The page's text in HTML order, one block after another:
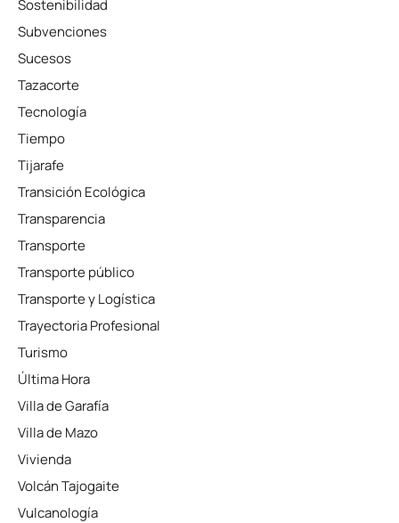
Sostenibilidad
Subvenciones
Sucesos
Tazacorte
Tecnología
Tiempo
Tijarafe
Transición Ecológica
Transparencia
Transporte
Transporte público
Transporte y Logística
Trayectoria Profesional
Turismo
Última Hora
Villa de Garafía
Villa de Mazo
Vivienda
Volcán Tajogaite
Vulcanología